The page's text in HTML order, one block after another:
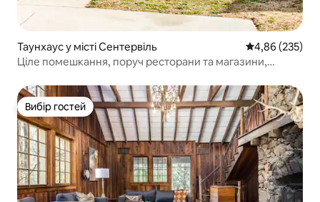
Таунхаус у місті Сентервіль Середня
4,86 (235)
Ціле помешкання, поруч ресторани та магазини,
Вибір гостей
Вибір гостей